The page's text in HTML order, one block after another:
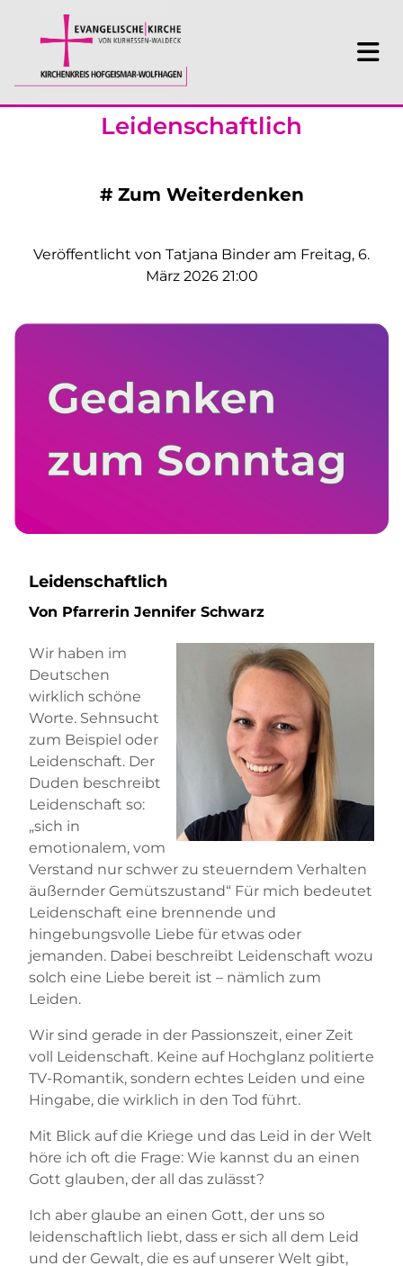
Leidenschaftlich
# Zum Weiterdenken
Veröffentlicht von Tatjana Binder am Freitag, 6.
März 2026 21:00
Leidenschaftlich
Von Pfarrerin Jennifer Schwarz
Wir haben im
Deutschen
wirklich schöne
Worte. Sehnsucht
zum Beispiel oder
Leidenschaft. Der
Duden beschreibt
Leidenschaft so:
„sich in
emotionalem, vom
Verstand nur schwer zu steuerndem Verhalten
äußernder Gemütszustand“ Für mich bedeutet
Leidenschaft eine brennende und
hingebungsvolle Liebe für etwas oder
jemanden. Dabei beschreibt Leidenschaft wozu
solch eine Liebe bereit ist – nämlich zum
Leiden.
Wir sind gerade in der Passionszeit, einer Zeit
voll Leidenschaft. Keine auf Hochglanz politierte
TV-Romantik, sondern echtes Leiden und eine
Hingabe, die wirklich in den Tod führt.
Mit Blick auf die Kriege und das Leid in der Welt
höre ich oft die Frage: Wie kannst du an einen
Gott glauben, der all das zulässt?
Ich aber glaube an einen Gott, der uns so
leidenschaftlich liebt, dass er sich all dem Leid
und der Gewalt, die es auf unserer Welt gibt,